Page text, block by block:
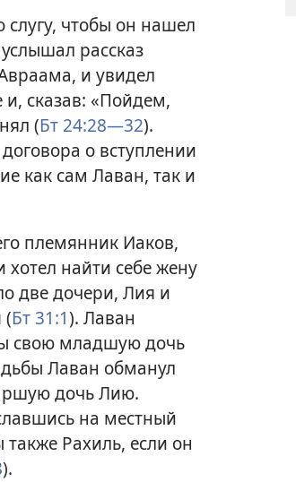
слугу, чтобы он нашел
рассказ
и увидел
и, сказав: «Пойдем,
(Бт 24:28—32).
о вступлении
как сам Лаван, так и
племянник Иаков,
хотел найти себе жену
две дочери, Лия и
(Бт 31:1). Лаван
свою младшую дочь
Лаван обманул
дочь Лию.
на местный
Рахиль, если он
).